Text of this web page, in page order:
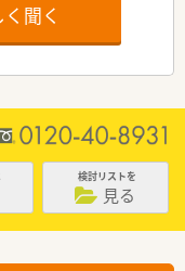
聞く
検討リストを
見る